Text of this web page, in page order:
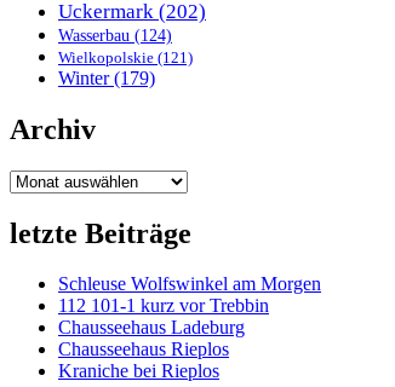
Uckermark (202)
Wasserbau (124)
Wielkopolskie (121)
Winter(179)
Archiv
Archiv
letzte Beiträge
Schleuse Wolfswinkel am Morgen
112 101-1 kurz vor Trebbin
Chausseehaus Ladeburg
Chausseehaus Rieplos
Kraniche bei Rieplos